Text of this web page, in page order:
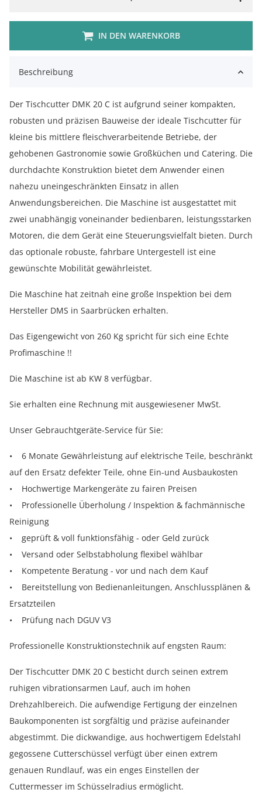
IN DEN WARENKORB
Beschreibung
Der Tischcutter DMK 20 C ist aufgrund seiner kompakten,
robusten und präzisen Bauweise der ideale Tischcutter für
kleine bis mittlere fleischverarbeitende Betriebe, der
gehobenen Gastronomie sowie Großküchen und Catering. Die
durchdachte Konstruktion bietet dem Anwender einen
nahezu uneingeschränkten Einsatz in allen
Anwendungsbereichen. Die Maschine ist ausgestattet mit
zwei unabhängig voneinander bedienbaren, leistungsstarken
Motoren, die dem Gerät eine Steuerungsvielfalt bieten. Durch
das optionale robuste, fahrbare Untergestell ist eine
gewünschte Mobilität gewährleistet.
Die Maschine hat zeitnah eine große Inspektion bei dem
Hersteller DMS in Saarbrücken erhalten.
Das Eigengewicht von 260 Kg spricht für sich eine Echte
Profimaschine !!
Die Maschine ist ab KW 8 verfügbar.
Sie erhalten eine Rechnung mit ausgewiesener MwSt.
Unser Gebrauchtgeräte-Service für Sie:
• 6 Monate Gewährleistung auf elektrische Teile, beschränkt
auf den Ersatz defekter Teile, ohne Ein-und Ausbaukosten
• Hochwertige Markengeräte zu fairen Preisen
• Professionelle Überholung / Inspektion & fachmännische
Reinigung
• geprüft & voll funktionsfähig - oder Geld zurück
• Versand oder Selbstabholung flexibel wählbar
• Kompetente Beratung - vor und nach dem Kauf
• Bereitstellung von Bedienanleitungen, Anschlussplänen &
Ersatzteilen
• Prüfung nach DGUV V3
Professionelle Konstruktionstechnik auf engsten Raum:
Der Tischcutter DMK 20 C besticht durch seinen extrem
ruhigen vibrationsarmen Lauf, auch im hohen
Drehzahlbereich. Die aufwendige Fertigung der einzelnen
Baukomponenten ist sorgfältig und präzise aufeinander
abgestimmt. Die dickwandige, aus hochwertigem Edelstahl
gegossene Cutterschüssel verfügt über einen extrem
genauen Rundlauf, was ein enges Einstellen der
Cuttermesser im Schüsselradius ermöglicht.